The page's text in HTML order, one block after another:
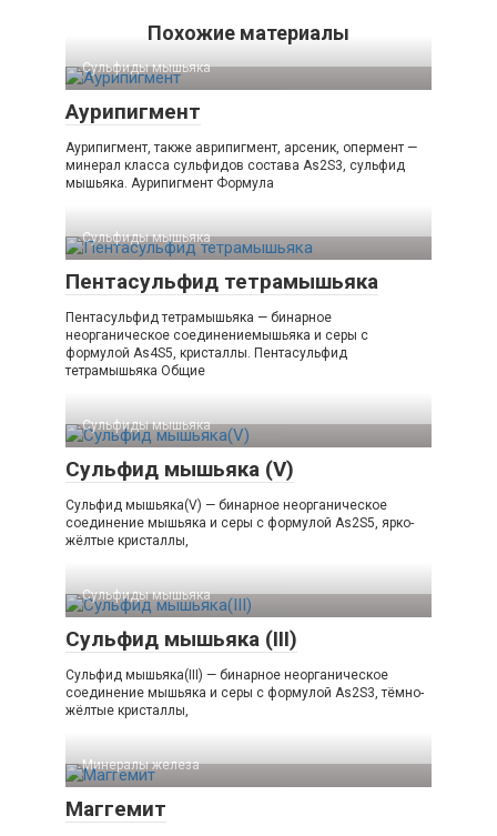
Похожие материалы
Сульфиды мышьяка‎
Аурипигмент
Аурипигмент, также аврипигмент, арсеник, опермент —
минерал класса сульфидов состава As2S3, сульфид
мышьяка. Аурипигмент Формула
Сульфиды мышьяка‎
Пентасульфид тетрамышьяка
Пентасульфид тетрамышьяка — бинарное
неорганическое соединениемышьяка и серы с
формулой As4S5, кристаллы. Пентасульфид
тетрамышьяка Общие
Сульфиды мышьяка‎
Сульфид мышьяка (V)
Сульфид мышьяка(V) — бинарное неорганическое
соединение мышьяка и серы с формулой As2S5, ярко-
жёлтые кристаллы,
Сульфиды мышьяка‎
Сульфид мышьяка (III)
Сульфид мышьяка(III) — бинарное неорганическое
соединение мышьяка и серы с формулой As2S3, тёмно-
жёлтые кристаллы,
Минералы железа‎
Маггемит